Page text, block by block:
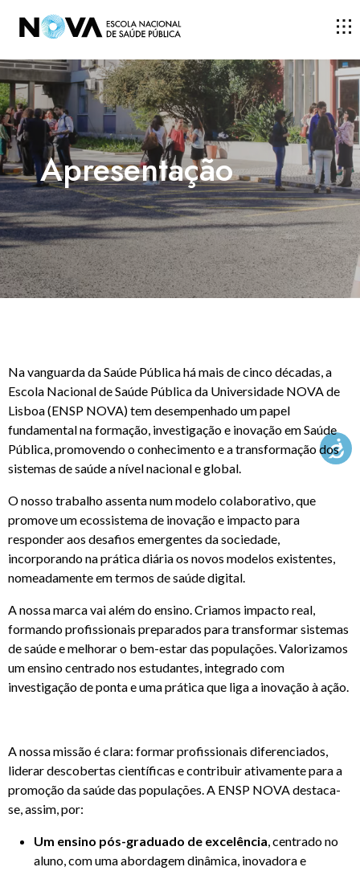
ESCOLA
ENSINO
INVESTIGAÇÃO
DOCENTES E INVESTIGADORES
KNOWLEDGE CENTERS
CENTROS COLABORADORES OMS
PT
Apresentação
Na vanguarda da Saúde Pública há mais de cinco décadas, a
Escola Nacional de Saúde Pública da Universidade NOVA de
Lisboa (ENSP NOVA) tem desempenhado um papel
fundamental na formação, investigação e inovação em Saúde
Pública, promovendo o conhecimento e a transformação dos
sistemas de saúde a nível nacional e global.
O nosso trabalho assenta num modelo colaborativo, que
promove um ecossistema de inovação e impacto para
responder aos desafios emergentes da sociedade,
incorporando na prática diária os novos modelos existentes,
nomeadamente em termos de saúde digital.
A nossa marca vai além do ensino. Criamos impacto real,
formando profissionais preparados para transformar sistemas
de saúde e melhorar o bem-estar das populações. Valorizamos
um ensino centrado nos estudantes, integrado com
investigação de ponta e uma prática que liga a inovação à ação.
A nossa missão é clara: formar profissionais diferenciados,
liderar descobertas científicas e contribuir ativamente para a
promoção da saúde das populações. A ENSP NOVA destaca-
se, assim, por:
Um ensino pós-graduado de excelência, centrado no
aluno, com uma abordagem dinâmica, inovadora e